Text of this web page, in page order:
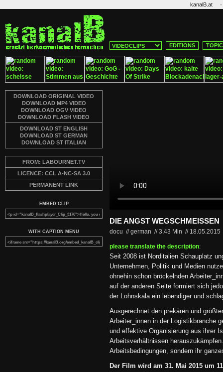
kanalB.at ·
EDITIONS
DOWNLOAD ORIGINAL VIDEO
DOWNLOAD MP4 VIDEO
DOWNLOAD OGV VIDEO
DOWNLOAD FLASH VIDEO
DOWNLOAD ST ENGLISH
DOWNLOAD ST GERMAN
DOWNLOAD ST ITALIAN
FROM: LABOURNET.TV
LICENCE: CCL A-NC-SA 3.0
PERMANENT LINK
EMBED CLIP
WITH CAPTION MENU
DIE ANGST WEGSCHMEISSEN
docu // german //3,43 Min // 18.05.2015
please translate the description:
Seit 2008 ist Norditalien Schauplatz
Unternehmen, Politik und Medien
ohnehin schon bröckelnden
auf der anderen Seite formiert sich
der Lohnskala ein lebendiger und
Ausgerechnet den prekären und
Arbeiter_innen in der Logistikbranche
und effektive Organisierung aus ihrer
Arbeitsverhältnissen
Arbeitsbedingungen, sondern ihr
Der Film wird am 31. Mai 2015 um